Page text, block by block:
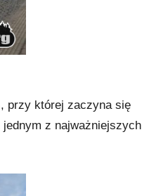
przy której zaczyna się
z najważniejszych